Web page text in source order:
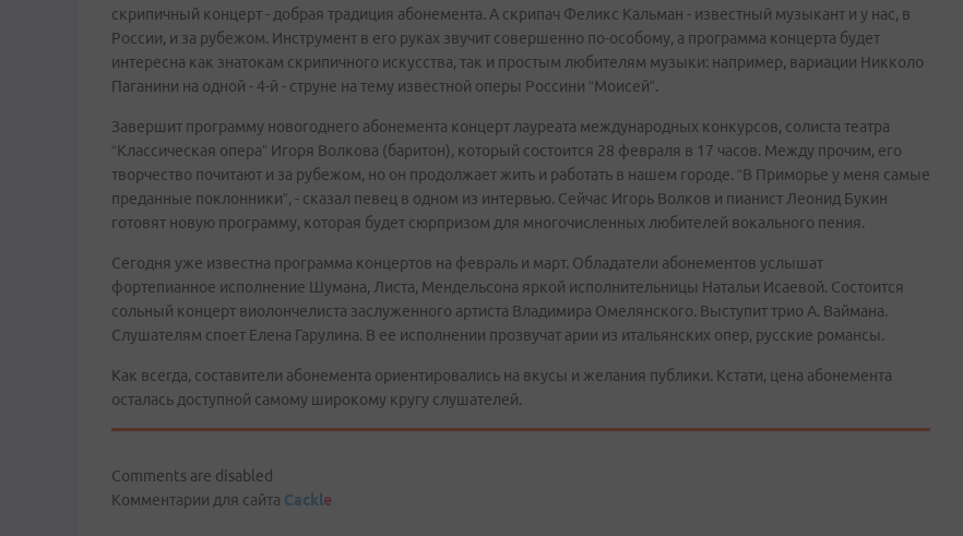
скрипичный концерт - добрая традиция абонемента. А скрипач Феликс Кальман - известный музыкант и у нас, в
России, и за рубежом. Инструмент в его руках звучит совершенно по-особому, а программа концерта будет
интересна как знатокам скрипичного искусства, так и простым любителям музыки: например, вариации Никколо
Паганини на одной - 4-й - струне на тему известной оперы Россини “Моисей”.
Завершит программу новогоднего абонемента концерт лауреата международных конкурсов, солиста театра
“Классическая опера” Игоря Волкова (баритон), который состоится 28 февраля в 17 часов. Между прочим, его
творчество почитают и за рубежом, но он продолжает жить и работать в нашем городе. “В Приморье у меня самые
преданные поклонники”, - сказал певец в одном из интервью. Сейчас Игорь Волков и пианист Леонид Букин
готовят новую программу, которая будет сюрпризом для многочисленных любителей вокального пения.
Сегодня уже известна программа концертов на февраль и март. Обладатели абонементов услышат
фортепианное исполнение Шумана, Листа, Мендельсона яркой исполнительницы Натальи Исаевой. Состоится
сольный концерт виолончелиста заслуженного артиста Владимира Омелянского. Выступит трио А. Ваймана.
Слушателям споет Елена Гарулина. В ее исполнении прозвучат арии из итальянских опер, русские романсы.
Как всегда, составители абонемента ориентировались на вкусы и желания публики. Кстати, цена абонемента
осталась доступной самому широкому кругу слушателей.
Comments are disabled
Комментарии для сайта Cackle